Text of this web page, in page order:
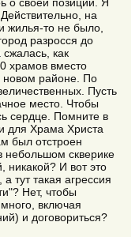
на
жилья-то не было,
разросся до
как
храмов вместо
новом районе. По
Пусть
место. Чтобы
сердце. Помните в
для Храма Христа
был отстроен
небольшом скверике
никакой? И вот это
тут такая агрессия
Нет, чтобы
включая
и договориться?